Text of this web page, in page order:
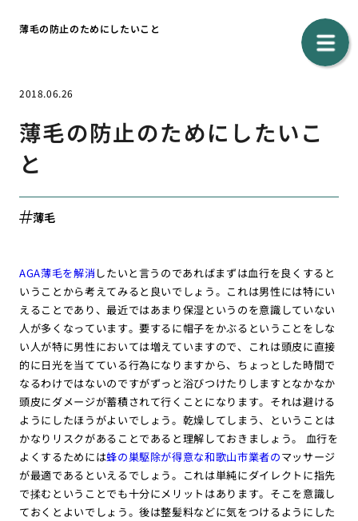
薄毛の防止のためにしたいこと
2018.06.26
薄毛の防止のためにしたいこ
と
薄毛
AGA薄毛を解消 したいと言うのであればまずは血行を良くすると
いうことから考えてみると良いでしょう。これは男性には特にい
えることであり、最近ではあまり保湿というのを意識していない
人が多くなっています。要するに帽子をかぶるということをしな
い人が特に男性においては増えていますので、これは頭皮に直接
的に日光を当てている行為になりますから、ちょっとした時間で
なるわけではないのですがずっと浴びつけたりしますとなかなか
頭皮にダメージが蓄積されて行くことになります。それは避ける
ようにしたほうがよいでしょう。乾燥してしまう、ということは
かなりリスクがあることであると理解しておきましょう。 血行を
よくするためには蜂の巣駆除が得意な和歌山市業者のマッサージ
が最適であるといえるでしょう。これは単純にダイレクトに指先
で揉むということでも十分にメリットはあります。そこを意識し
ておくとよいでしょう。後は整髪料などに気をつけるようにした